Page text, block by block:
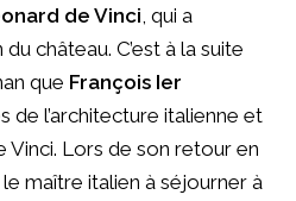
de Vinci , qui a
château. C’est à la suite
que François Ier
de l’architecture italienne et
Vinci. Lors de son retour en
le maître italien à séjourner à